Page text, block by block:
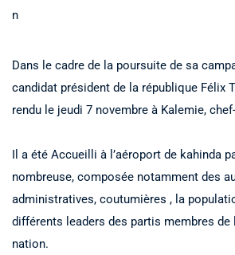
n
Dans le cadre de la poursuite de sa
candidat président de la république Félix
rendu le jeudi 7 novembre à Kalemie,
Il a été Accueilli à l’aéroport de kahinda
nombreuse, composée notamment des
administratives, coutumières , la
différents leaders des partis membres de
nation.